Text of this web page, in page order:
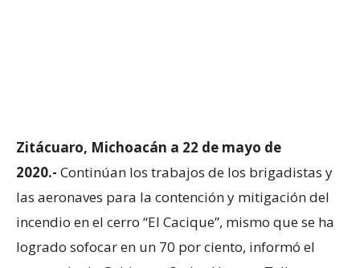
Zitácuaro, Michoacán a 22 de mayo de
2020.- Continúan los trabajos de los brigadistas y
las aeronaves para la contención y mitigación del
incendio en el cerro “El Cacique”, mismo que se ha
logrado sofocar en un 70 por ciento, informó el